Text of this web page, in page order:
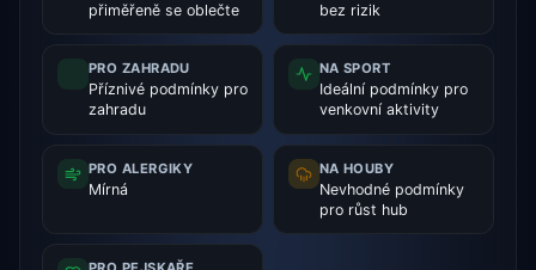
přiměřeně se oblečte
bez rizik
PRO ZAHRADU
Příznivé podmínky pro
zahradu
NA SPORT
Ideální podmínky pro
venkovní aktivity
PRO ALERGIKY
Mírná
NA HOUBY
Nevhodné podmínky
pro růst hub